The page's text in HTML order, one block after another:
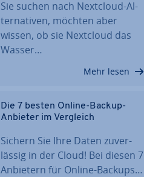
Sie suchen nach Nextcloud-Al­
ter­na­ti­ven, möchten aber
wissen, ob sie Nextcloud das
Wasser…
Mehr lesen
Die 7 besten Online-Backup-
Anbieter im Vergleich
Sichern Sie Ihre Daten zu­ver­
läs­sig in der Cloud! Bei diesen 7
Anbietern für Online-Backups…